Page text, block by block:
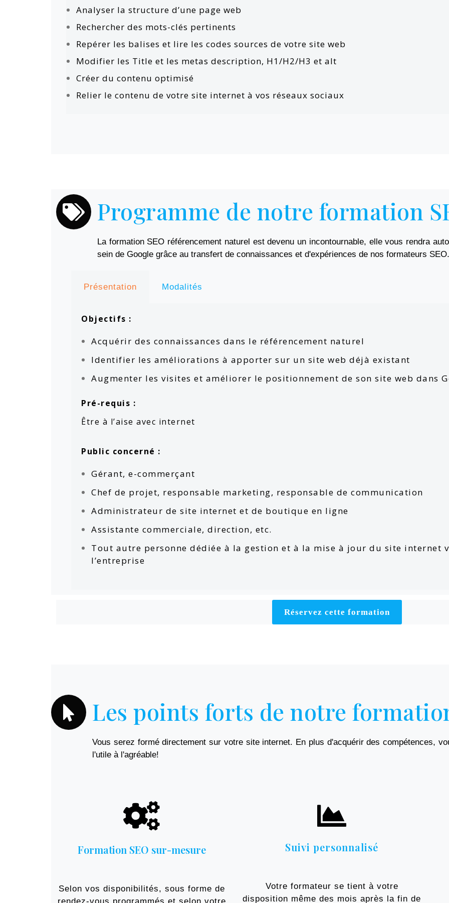
Analyser la structure d’une page web
Rechercher des mots-clés pertinents
Repérer les balises et lire les codes sources de votre site web
Modifier les Title et les metas description, H1/H2/H3 et alt
Créer du contenu optimisé
Relier le contenu de votre site internet à vos réseaux sociaux
Programme de notre formation
La formation SEO référencement naturel est devenu un incontournable, elle vous rendra
sein de Google grâce au transfert de connaissances et d'expériences de nos formateurs SEO.
Présentation Modalités
Objectifs :
Acquérir des connaissances dans le référencement naturel
Identifier les améliorations à apporter sur un site web déjà existant
Augmenter les visites et améliorer le positionnement de son site web dans
Pré-requis :
Être à l’aise avec internet
Public concerné :
Gérant, e-commerçant
Chef de projet, responsable marketing, responsable de communication
Administrateur de site internet et de boutique en ligne
Assistante commerciale, direction, etc.
Tout autre personne dédiée à la gestion et à la mise à jour du site internet
l’entreprise
Réservez cette formation
Les points forts de notre
Vous serez formé directement sur votre site internet. En plus d'acquérir des compétences,
l'utile à l'agréable!
Formation SEO sur-mesure
Selon vos disponibilités, sous forme de
Suivi personnalisé
Votre formateur se tient à votre
disposition même des mois après la fin de